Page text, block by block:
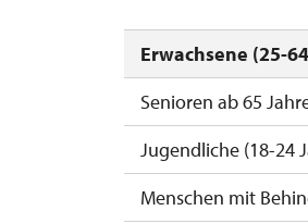
Erwachsene (25-
Senioren ab 65
Jugendliche (18-24
Menschen mit